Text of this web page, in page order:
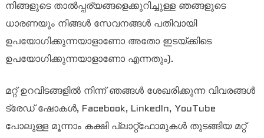
നിങ്ങളുടെ താൽപ്പര്യങ്ങളെക്കുറിച്ചുള്ള ഞങ്ങളുടെ
ധാരണയും നിങ്ങൾ സേവനങ്ങൾ പതിവായി
ഉപയോഗിക്കുന്നയാളാണോ അതോ ഇടയ്ക്കിടെ
ഉപയോഗിക്കുന്നയാളാണോ എന്നതും).
മറ്റ് ഉറവിടങ്ങളിൽ നിന്ന് ഞങ്ങൾ ശേഖരിക്കുന്ന വിവരങ്ങൾ
ട്രേഡ് ഷോകൾ, Facebook, LinkedIn, YouTube
പോലുള്ള മൂന്നാം കക്ഷി പ്ലാറ്റ്‌ഫോമുകൾ തുടങ്ങിയ മറ്റ്